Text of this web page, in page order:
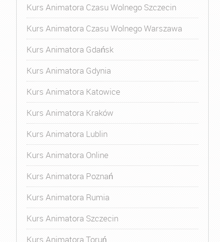
Kurs Animatora Czasu Wolnego Szczecin
Kurs Animatora Czasu Wolnego Warszawa
Kurs Animatora Gdańsk
Kurs Animatora Gdynia
Kurs Animatora Katowice
Kurs Animatora Kraków
Kurs Animatora Lublin
Kurs Animatora Online
Kurs Animatora Poznań
Kurs Animatora Rumia
Kurs Animatora Szczecin
Kurs Animatora Toruń